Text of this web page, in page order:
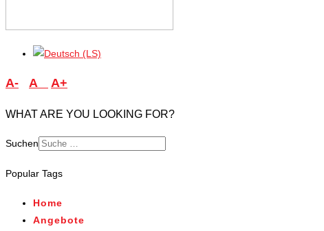
A- A A+
WHAT ARE YOU LOOKING FOR?
Suchen
Popular Tags
Home
Angebote